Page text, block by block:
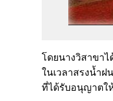
โดยนางวิสาขาไ
ในเวลาสรงน้ำ
ที่ได้รับอนุญาตใ